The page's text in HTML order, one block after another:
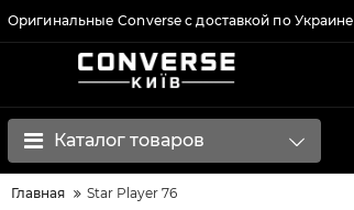
Оригинальные Converse с доставкой по Украине
Каталог товаров
Главная Star Player 76